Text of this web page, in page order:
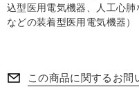
込型医用電気機器、人工心
などの装着型医用電気機器）
この商品に関するお問